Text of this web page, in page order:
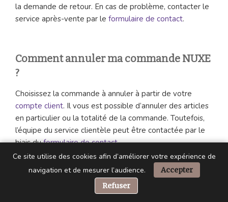
la demande de retour. En cas de problème, contacter le
service après-vente par le formulaire de contact.
Comment annuler ma commande NUXE
?
Choisissez la commande à annuler à partir de votre
compte client. Il vous est possible d’annuler des articles
en particulier ou la totalité de la commande. Toutefois,
l’équipe du service clientèle peut être contactée par le
biais duformulaire de contact.
Suivre les actualités de NUXE sur les
réseaux sociaux
Ce site utilise des cookies afin d’améliorer votre expérience de
navigation et de mesurer l’audience.
Accepter
Refuser